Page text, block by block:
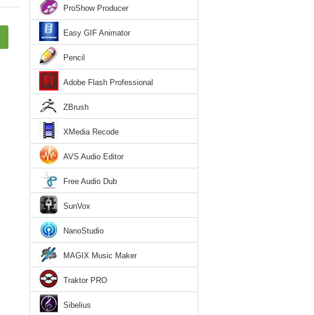
ProShow Producer
Easy GIF Animator
Pencil
Adobe Flash Professional
ZBrush
XMedia Recode
AVS Audio Editor
Free Audio Dub
SunVox
NanoStudio
MAGIX Music Maker
Traktor PRO
Sibelius